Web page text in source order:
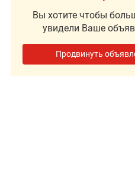
Вы хотите чтобы
увидели Ваше
Продвинуть